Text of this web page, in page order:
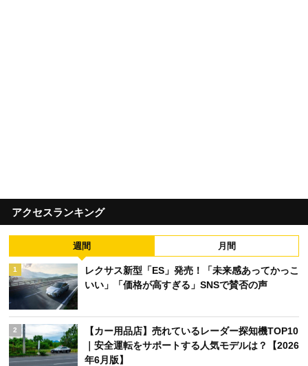
アクセスランキング
週間 月間
1
レクサス新型「ES」発売！「未来感あってかっこ
いい」「価格が高すぎる」SNSで賛否の声
2
【カー用品店】売れているレーダー探知機TOP10
｜安全運転をサポートする人気モデルは？【2026
年6月版】